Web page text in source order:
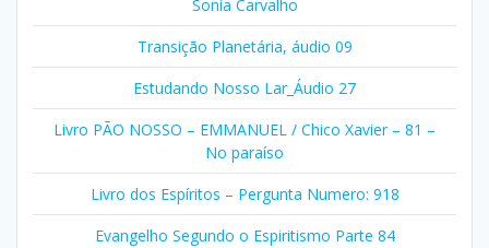
Sonia Carvalho
Transição Planetária, áudio 09
Estudando Nosso Lar_Áudio 27
Livro PÃO NOSSO – EMMANUEL / Chico Xavier – 81 –
No paraíso
Livro dos Espíritos – Pergunta Numero: 918
Evangelho Segundo o Espiritismo Parte 84